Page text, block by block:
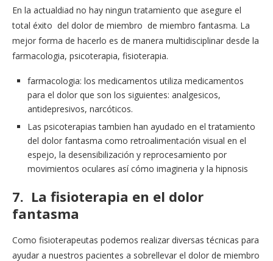
En la actualdiad no hay ningun tratamiento que asegure el
total éxito del dolor de miembro de miembro fantasma. La
mejor forma de hacerlo es de manera multidisciplinar desde la
farmacologia, psicoterapia, fisioterapia.
farmacologia: los medicamentos utiliza medicamentos
para el dolor que son los siguientes: analgesicos,
antidepresivos, narcóticos.
Las psicoterapias tambien han ayudado en el tratamiento
del dolor fantasma como retroalimentación visual en el
espejo, la desensibilización y reprocesamiento por
movimientos oculares así cómo imagineria y la hipnosis
7. La fisioterapia en el dolor
fantasma
Como fisioterapeutas podemos realizar diversas técnicas para
ayudar a nuestros pacientes a sobrellevar el dolor de miembro